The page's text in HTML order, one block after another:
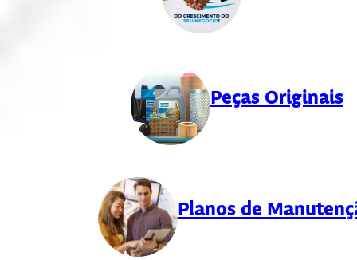
Peças Originais
Planos de